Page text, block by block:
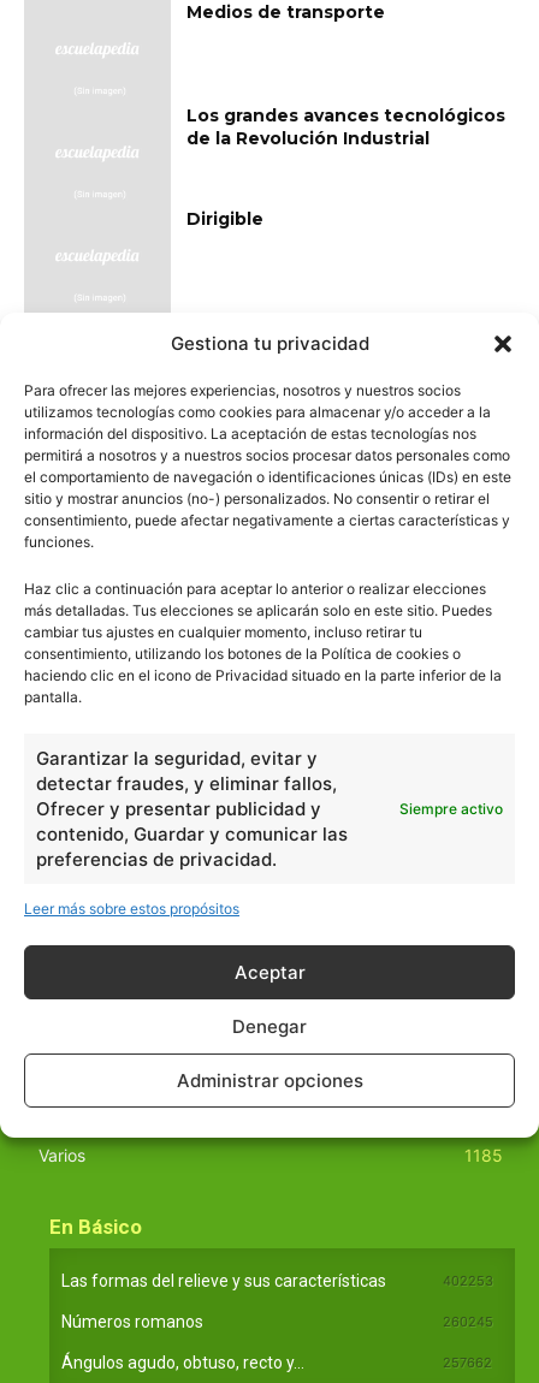
Gestiona tu privacidad
Para ofrecer las mejores experiencias, nosotros y nuestros socios
utilizamos tecnologías como cookies para almacenar y/o acceder a la
información del dispositivo. La aceptación de estas tecnologías nos
permitirá a nosotros y a nuestros socios procesar datos personales como
el comportamiento de navegación o identificaciones únicas (IDs) en este
sitio y mostrar anuncios (no-) personalizados. No consentir o retirar el
consentimiento, puede afectar negativamente a ciertas características y
funciones.
Haz clic a continuación para aceptar lo anterior o realizar elecciones
más detalladas. Tus elecciones se aplicarán solo en este sitio. Puedes
cambiar tus ajustes en cualquier momento, incluso retirar tu
consentimiento, utilizando los botones de la Política de cookies o
haciendo clic en el icono de Privacidad situado en la parte inferior de la
pantalla.
Garantizar la seguridad, evitar y
detectar fraudes, y eliminar fallos,
Ofrecer y presentar publicidad y
contenido, Guardar y comunicar las
preferencias de privacidad.
Siempre activo
Leer más sobre estos propósitos
Aceptar
Denegar
Administrar opciones
Medios de transporte
Los grandes avances tecnológicos
de la Revolución Industrial
Dirigible
Comentarios
escuelapedia
Nuestros articulos son redactados y publicados bajo
licencia de uso libre. El usuario puede reproducir y hacer
obras derivadas de todos los contenidos disponibles en
información aquí.
Varios
1185
En Básico
Las formas del relieve y sus características 402253
Números romanos 260245
Ángulos agudo, obtuso, recto y... 257662